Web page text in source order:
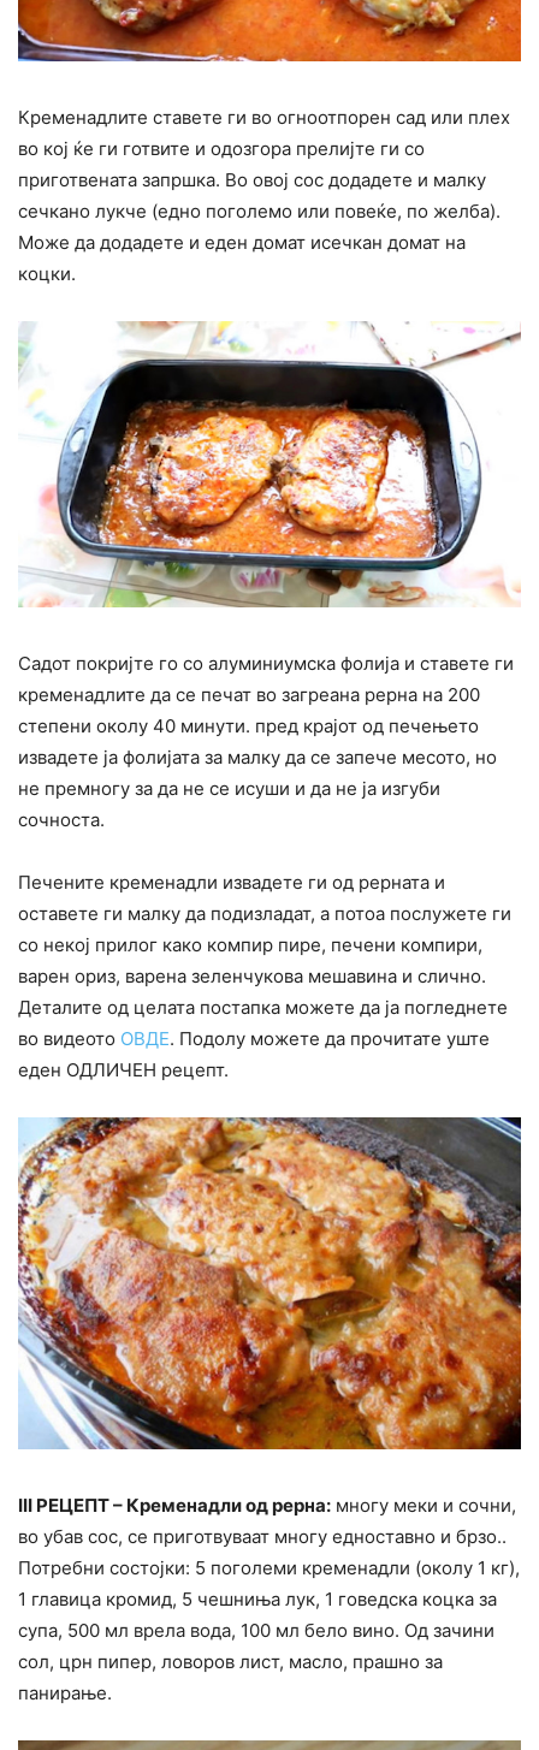
Кременадлите ставете ги во огноотпорен сад или плех
во кој ќе ги готвите и одозгора прелијте ги со
приготвената запршка. Во овој сос додадете и малку
сечкано лукче (едно поголемо или повеќе, по желба).
Може да додадете и еден домат исечкан домат на
коцки.
Садот покријте го со алуминиумска фолија и ставете ги
кременадлите да се печат во загреана рерна на 200
степени околу 40 минути. пред крајот од печењето
извадете ја фолијата за малку да се запече месото, но
не премногу за да не се исуши и да не ја изгуби
сочноста.
Печените кременадли извадете ги од рерната и
оставете ги малку да подизладат, а потоа послужете ги
со некој прилог како компир пире, печени компири,
варен ориз, варена зеленчукова мешавина и слично.
Деталите од целата постапка можете да ја погледнете
во видеото ОВДЕ. Подолу можете да прочитате уште
еден ОДЛИЧЕН рецепт.
III РЕЦЕПТ – Кременадли од рерна: многу меки и сочни,
во убав сос, се приготвуваат многу едноставно и брзо..
Потребни состојки: 5 поголеми кременадли (околу 1 кг),
1 главица кромид, 5 чешниња лук, 1 говедска коцка за
супа, 500 мл врела вода, 100 мл бело вино. Од зачини
сол, црн пипер, ловоров лист, масло, прашно за
панирање.